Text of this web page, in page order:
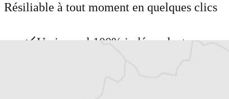
Résiliable à tout moment en quelques clics
Un journal 100% indépendant